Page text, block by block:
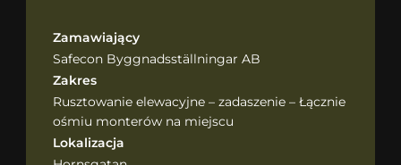
Zamawiający
Safecon Byggnadsställningar AB
Zakres
Rusztowanie elewacyjne – zadaszenie – Łącznie
ośmiu monterów na miejscu
Lokalizacja